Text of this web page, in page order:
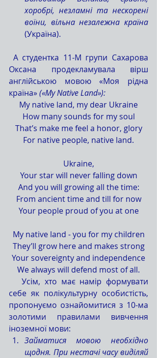
хоробрі, незламні та нескорені
воїни, вільна незалежна країна
(Україна).
Оксана продекламувала вірш
англійською мовою «Моя рідна
країна» («My Native Land»):
My native land, my dear Ukraine
How many sounds for my soul
That’s make me feel a honor, glory
For native people, native land.
Ukraine,
Your star will never falling down
And you will growing all the time:
From ancient time and till for now
Your people proud of you at one
My native land - you for my children
They’ll grow here and makes strong
Your sovereignty and independence
We always will defend most of all.
   Усім, хто має намір формувати
себе як полікультурну особистість,
пропонуємо ознайомитися з 10-ма
золотими правилами вивчення
іноземної мови:
Займатися мовою необхідно
щодня. При нестачі часу виділяй